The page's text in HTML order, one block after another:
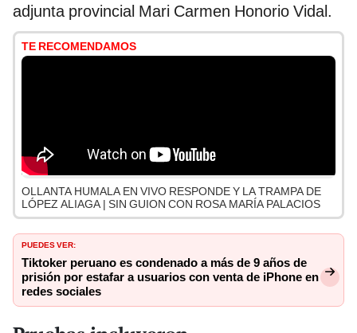
adjunta provincial Mari Carmen Honorio Vidal.
TE RECOMENDAMOS
OLLANTA HUMALA EN VIVO RESPONDE Y LA TRAMPA DE
LÓPEZ ALIAGA | SIN GUION CON ROSA MARÍA PALACIOS
PUEDES VER:
Tiktoker peruano es condenado a más de 9 años de
prisión por estafar a usuarios con venta de iPhone en
redes sociales